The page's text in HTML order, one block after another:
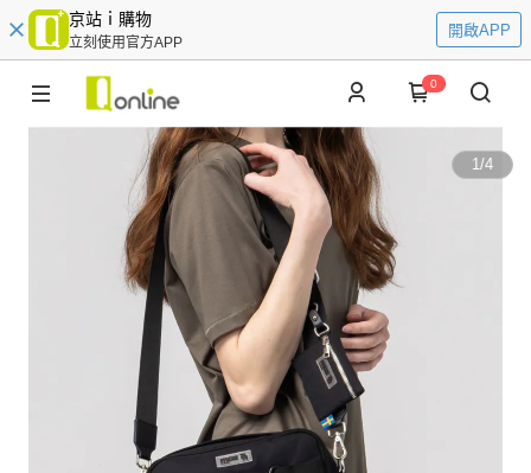
京站ｉ購物
立刻使用官方APP
開啟APP
0
1/4